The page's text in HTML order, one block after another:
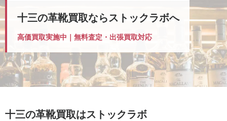
十三の革靴買取ならストックラボへ
高価買取実施中｜無料査定・出張買取対応
十三の革靴買取はストックラボ